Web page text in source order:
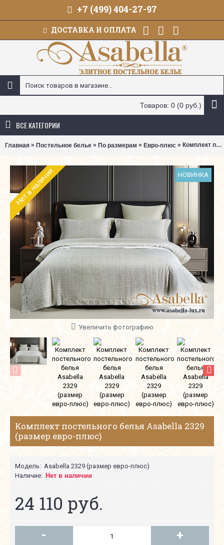
+7 (499) 404-27-97
ДОСТАВКА И ОПЛАТА
Товаров: 0 (0 руб.)
ВСЕ КАТЕГОРИИ
Главная » Постельное белье » По размерам » Евро-плюс » Комплект постельного белья Asabella 2329 (размер евро-плюс)
НОВИНКА
Нет в наличии
Увеличить фотографию
Комплект постельного белья Asabella 2329
(размер евро-плюс)
Модель: Asabella 2329 (размер евро-плюс)
Наличие: Нет в наличии
24 110 руб.
- +